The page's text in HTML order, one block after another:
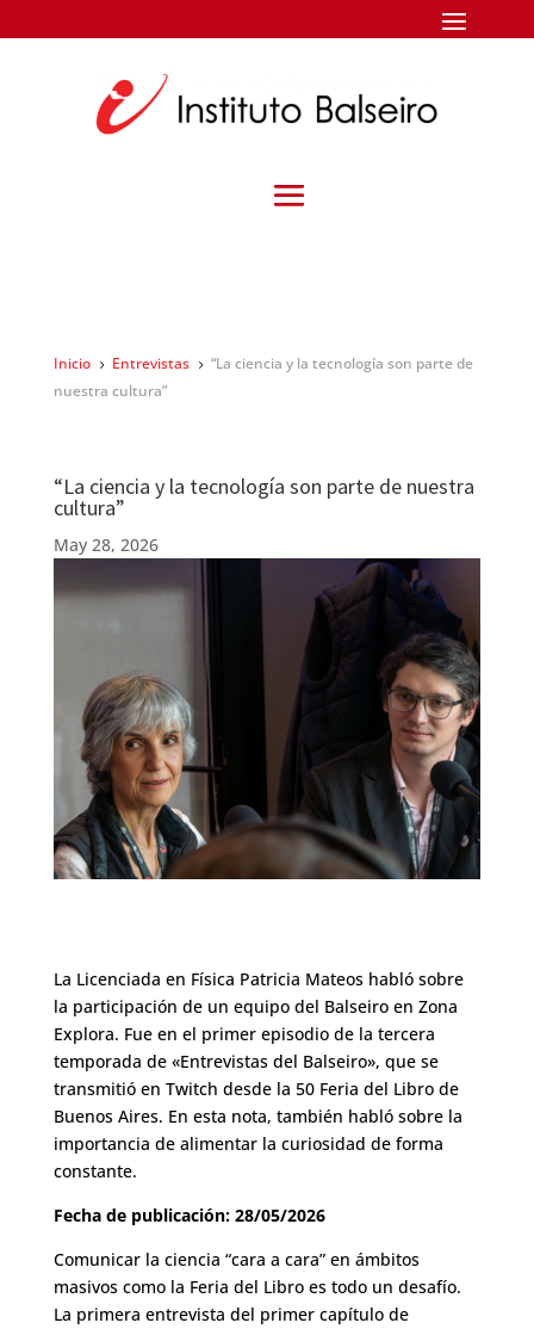
Inicio 5 Entrevistas 5 “La ciencia y la tecnología son parte de
nuestra cultura”
“La ciencia y la tecnología son parte de nuestra
cultura”
May 28, 2026
La Licenciada en Física Patricia Mateos habló sobre
la participación de un equipo del Balseiro en Zona
Explora. Fueen el primer episodio de la tercera
temporada de «Entrevistas del Balseiro», que se
transmitió en Twitch desde la 50 Feria del Libro de
Buenos Aires. En esta nota, también habló sobre la
importancia de alimentar la curiosidad de forma
constante.
Fecha de publicación: 28/05/2026
Comunicar la ciencia “cara a cara” en ámbitos
masivos como la Feria del Libro es todo un desafío.
La primera entrevista del primer capítulo de